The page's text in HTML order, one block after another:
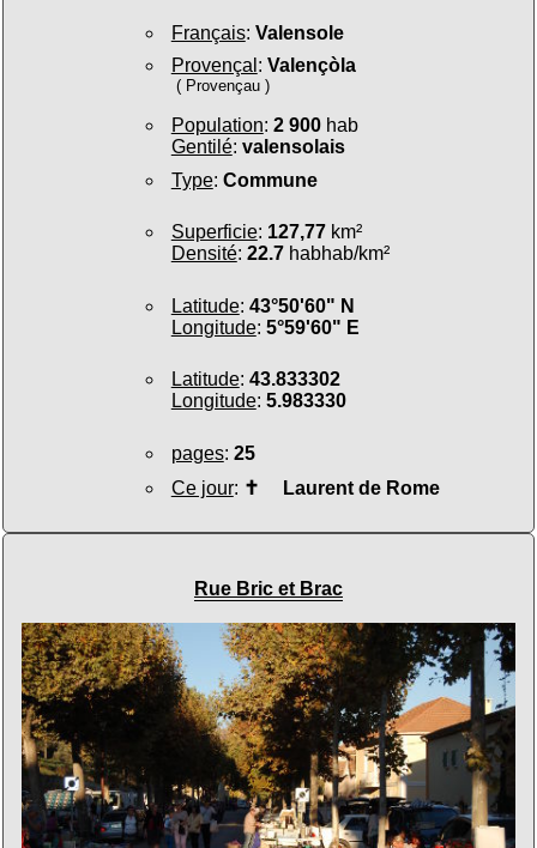
Français: Valensole
Provençal : Valençòla
( Provençau )
Population: 2 900hab
Gentilé: valensolais
Type: Commune
Superficie: 127,77km²
Densité: 22.7habhab/km²
Latitude: 43°50'60" N
Longitude: 5°59'60" E
Latitude: 43.833302
Longitude: 5.983330
pages: 25
Ce jour: ✝ Laurent de Rome
Rue Bric et Brac